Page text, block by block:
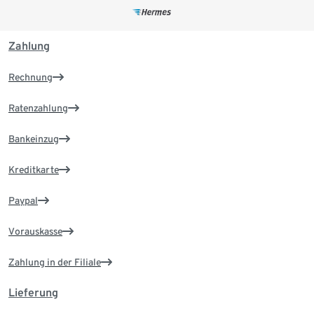
Zahlung
Rechnung
Ratenzahlung
Bankeinzug
Kreditkarte
Paypal
Vorauskasse
Zahlung in der Filiale
Lieferung